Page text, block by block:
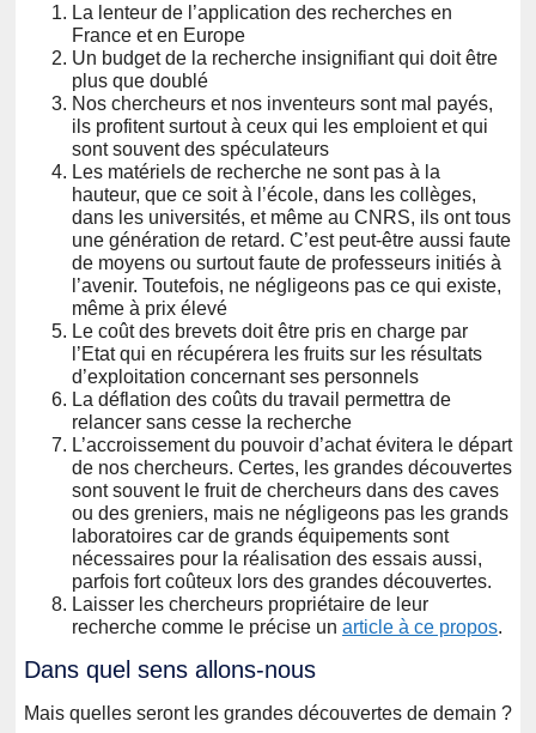
La lenteur de l’application des recherches en
France et en Europe
Un budget de la recherche insignifiant qui doit être
plus que doublé
Nos chercheurs et nos inventeurs sont mal payés,
ils profitent surtout à ceux qui les emploient et qui
sont souvent des spéculateurs
Les matériels de recherche ne sont pas à la
hauteur, que ce soit à l’école, dans les collèges,
dans les universités, et même au CNRS, ils ont tous
une génération de retard. C’est peut-être aussi faute
de moyens ou surtout faute de professeurs initiés à
l’avenir. Toutefois, ne négligeons pas ce qui existe,
même à prix élevé
Le coût des brevets doit être pris en charge par
l’Etat qui en récupérera les fruits sur les résultats
d’exploitation concernant ses personnels
La déflation des coûts du travail permettra de
relancer sans cesse la recherche
L’accroissement du pouvoir d’achat évitera le départ
de nos chercheurs. Certes, les grandes découvertes
sont souvent le fruit de chercheurs dans des caves
ou des greniers, mais ne négligeons pas les grands
laboratoires car de grands équipements sont
nécessaires pour la réalisation des essais aussi,
parfois fort coûteux lors des grandes découvertes.
Laisser les chercheurs propriétaire de leur
recherche comme le précise un article à ce propos.
Dans quel sens allons-nous
Mais quelles seront les grandes découvertes de demain ?